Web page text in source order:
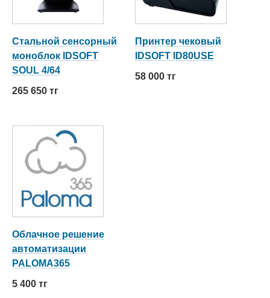
Стальной сенсорный
моноблок IDSOFT
SOUL 4/64
265 650 тг
Принтер чековый
IDSOFT ID80USE
58 000 тг
Облачное решение
автоматизации
PALOMA365
5 400 тг